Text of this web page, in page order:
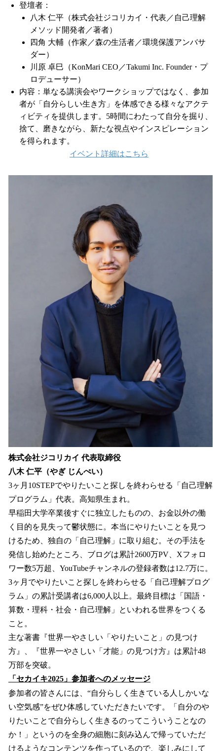
登壇者：
八木 仁平（株式会社ジコリカイ・代表／自己理解
メソッド開発者／著者）
四角 大輔（作家／森の生活者／環境保護アンバサ
ダー）
川原 卓巳（KonMari CEO／Takumi Inc. Founder・プ
ロデューサー）
内容：単なる講演会やワークショップではなく、参加
者が「自分らしい生き方」を体感できる様々なアクテ
ィビティを提供します。5時間にわたって自分を掘り、
捨て、磨きながら、新たな視点やインスピレーション
を得られます。
イベント詳細はこちら
株式会社ジコリカイ 代表取締役
八木 仁平（やぎ じんぺい）
3ヶ月10STEPでやりたいこと探しを終わらせる「自己理解
プログラム」代表。高知県生まれ。
早稲田大学卒業後すぐに独立したものの、お金以外の働
く目的を見失って鬱状態に。本当にやりたいことを見つ
けるため、独自の「自己理解」に取り組む。その手法を
発信し始めたところ、ブログは累計2600万PV、Xフォロ
ワー数5万超、YouTubeチャンネルの登録者数は12.7万に。
3ヶ月でやりたいこと探しを終わらせる「自己理解プログ
ラム」の累計受講者は6,000人以上。最終目標は「国語・
算数・理科・社会・自己理解」といわれる世界をつくる
こと。
主な著書『世界一やさしい「やりたいこと」の見つけ
方』、『世界一やさしい「才能」の見つけ方』は累計48
万部を突破。
「セカイキ2025」参加者へのメッセージ
参加者の皆さんには、“自分らしく生きている人しかいな
い空気感”をぜひ体感していただきたいです。「自分のや
りたいことで自分らしく生きるのってこういうことなの
か！」というのを全身の細胞に刻み込んで帰っていただ
けるようなコンテンツを作っているので、楽しみにして